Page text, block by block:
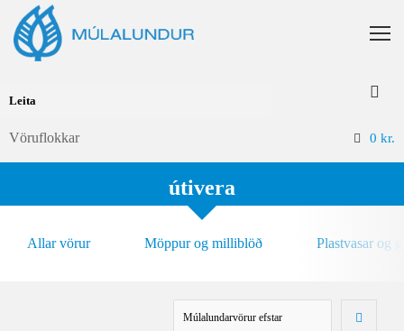
Vöruflokkar 0 kr.
útivera
Allar vörur Möppur og milliblöð Plastvasar og